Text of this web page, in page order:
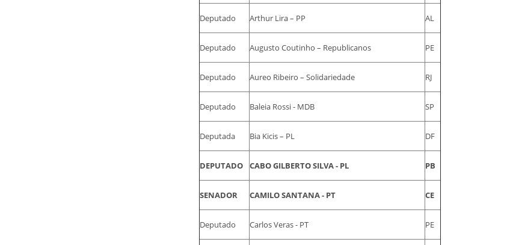
Deputado Arthur Lira – PP AL
Deputado Augusto Coutinho – Republicanos PE
Deputado Aureo Ribeiro – Solidariedade RJ
Deputado Baleia Rossi - MDB SP
Deputada Bia Kicis – PL DF
DEPUTADO CABO GILBERTO SILVA - PL PB
SENADOR CAMILO SANTANA - PT CE
Deputado Carlos Veras - PT PE